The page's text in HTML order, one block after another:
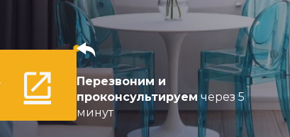
Перезвоним и
проконсультируемчерез 5
минут